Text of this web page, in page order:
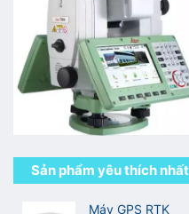
Sản phẩm yêu thích nhất
Máy GPS RTK